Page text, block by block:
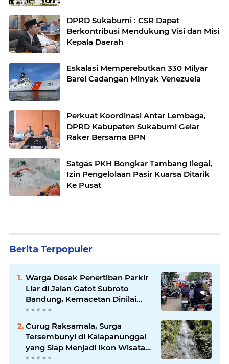
DPRD Sukabumi : CSR Dapat
Berkontribusi Mendukung Visi dan Misi
Kepala Daerah
Eskalasi Memperebutkan 330 Milyar
Barel Cadangan Minyak Venezuela
Perkuat Koordinasi Antar Lembaga,
DPRD Kabupaten Sukabumi Gelar
Raker Bersama BPN
Satgas PKH Bongkar Tambang Ilegal,
Izin Pengelolaan Pasir Kuarsa Ditarik
Ke Pusat
Berita Terpopuler
Warga Desak Penertiban Parkir
Liar di Jalan Gatot Subroto
Bandung, Kemacetan Dinilai
Makin Mengkhawatirkan
Curug Raksamala, Surga
Tersembunyi di Kalapanunggal
yang Siap Menjadi Ikon Wisata
Alam Baru Kabupaten